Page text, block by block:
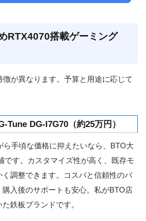
RTX4070搭載ゲーミング
が異なります。予算と用途に応じて
Tune DG-I7G70（約25万円）
ら手頃な価格に抑えたいなら、BTO大
です。カスタマイズ性が高く、既存モ
調整できます。コスパと信頼性のバ
入後のサポートも安心。私がBTO店
鉄板ブランドです。